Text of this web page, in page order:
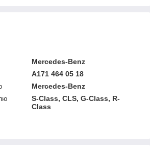
Mercedes-Benz
A171 464 05 18
Mercedes-Benz
S-Class, CLS, G-Class, R-
Class